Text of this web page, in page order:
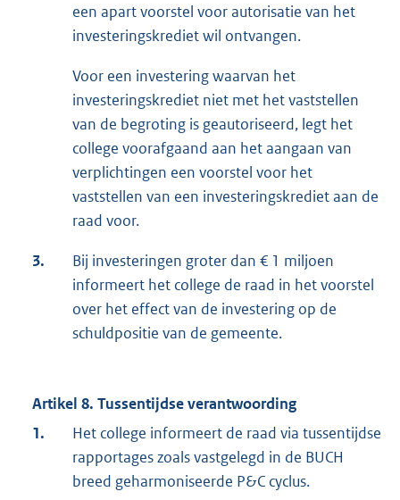
een apart voorstel voor autorisatie van het
investeringskrediet wil ontvangen.
Voor een investering waarvan het
investeringskrediet niet met het vaststellen
van de begroting is geautoriseerd, legt het
college voorafgaand aan het aangaan van
verplichtingen een voorstel voor het
vaststellen van een investeringskrediet aan de
raad voor.
3.
Bij investeringen groter dan € 1 miljoen
informeert het college de raad in het voorstel
over het effect van de investering op de
schuldpositie van de gemeente.
Artikel 8. Tussentijdse verantwoording
1.
Het college informeert de raad via tussentijdse
rapportages zoals vastgelegd in de BUCH
breed geharmoniseerde P&C cyclus.